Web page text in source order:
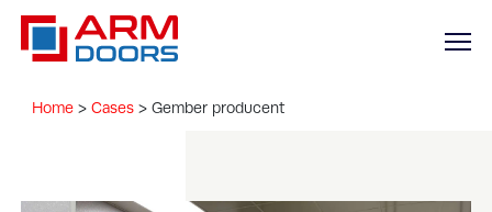
Home > Cases > Gember producent